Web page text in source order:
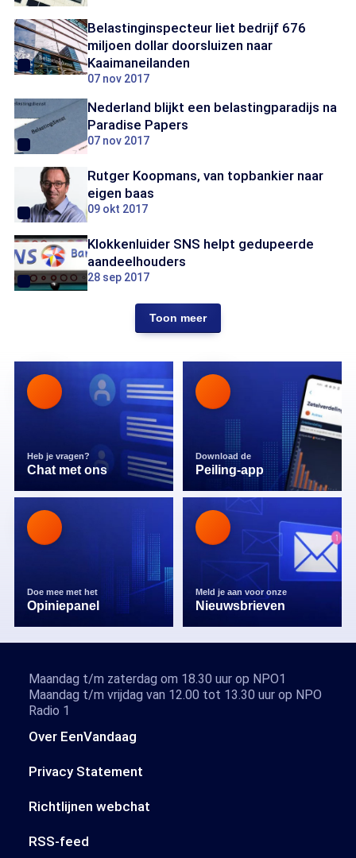
Belastinginspecteur liet bedrijf 676
miljoen dollar doorsluizen naar
Kaaimaneilanden
07 nov 2017
Nederland blijkt een belastingparadijs na
Paradise Papers
07 nov 2017
Rutger Koopmans, van topbankier naar
eigen baas
09 okt 2017
Klokkenluider SNS helpt gedupeerde
aandeelhouders
28 sep 2017
Toon meer
Heb je vragen?
Chat met ons
Download de
Peiling-app
Doe mee met het
Opiniepanel
Meld je aan voor onze
Nieuwsbrieven
Over EenVandaag
Privacy Statement
Richtlijnen webchat
RSS-feed
Maandag t/m zaterdag om 18.30 uur op NPO1
Maandag t/m vrijdag van 12.00 tot 13.30 uur op NPO
Radio 1